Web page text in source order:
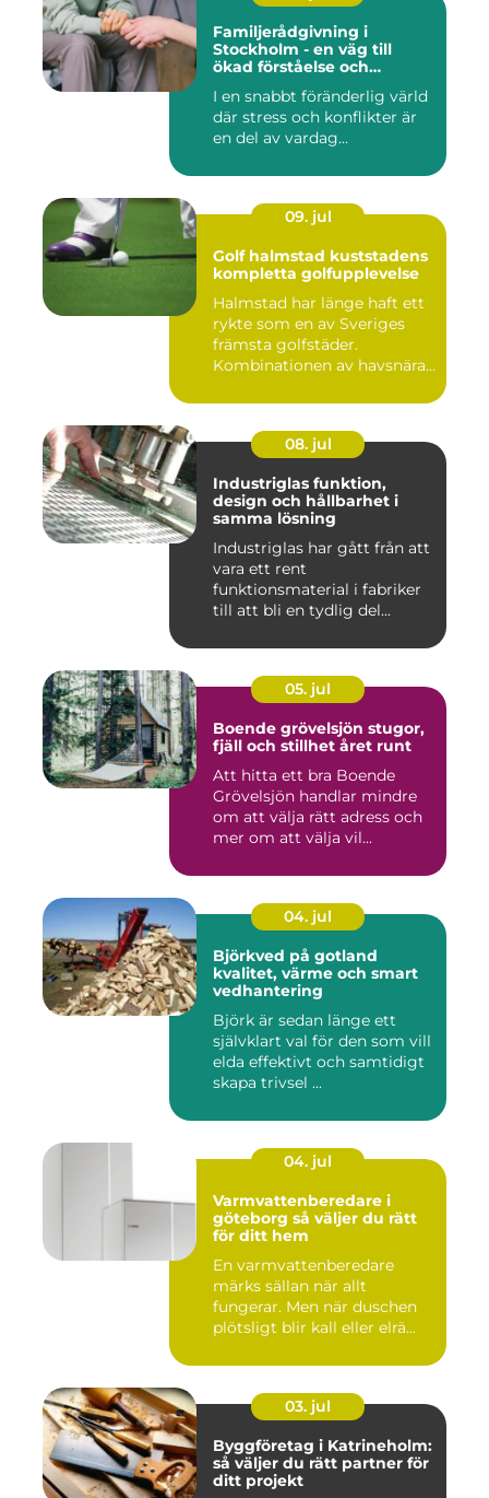
Familjerådgivning i
Stockholm - en väg till
ökad förståelse och
I en snabbt föränderlig värld
där stress och konflikter är
en del av vardag...
09. jul
Golf halmstad kuststadens
kompletta golfupplevelse
Halmstad har länge haft ett
rykte som en av Sveriges
främsta golfstäder.
Kombinationen av havsnära
08. jul
Industriglas funktion,
design och hållbarhet i
samma lösning
Industriglas har gått från att
vara ett rent
funktionsmaterial i fabriker
till att bli en tydlig del...
05. jul
Boende grövelsjön stugor,
fjäll och stillhet året runt
Att hitta ett bra Boende
Grövelsjön handlar mindre
om att välja rätt adress och
mer om att välja vil...
04. jul
Björkved på gotland
kvalitet, värme och smart
vedhantering
Björk är sedan länge ett
självklart val för den som vill
elda effektivt och samtidigt
skapa trivsel ...
04. jul
Varmvattenberedare i
göteborg så väljer du rätt
för ditt hem
En varmvattenberedare
märks sällan när allt
fungerar. Men när duschen
plötsligt blir kall eller elrä...
03. jul
Byggföretag i Katrineholm:
så väljer du rätt partner för
ditt projekt